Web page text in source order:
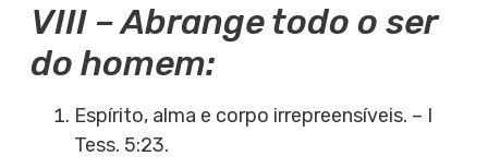
VIII – Abrange todo o ser
do homem:
Espírito, alma e corpo irrepreensíveis. – I
Tess. 5:23.